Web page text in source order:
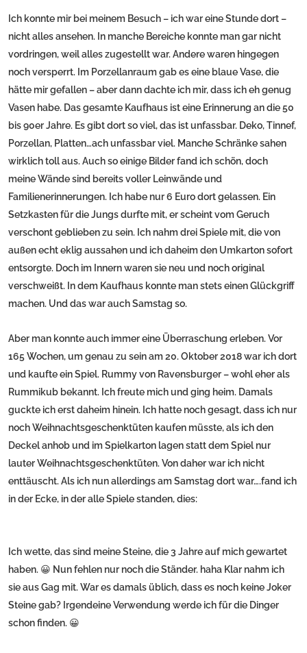
Ich konnte mir bei meinem Besuch – ich war eine Stunde dort –
nicht alles ansehen. In manche Bereiche konnte man gar nicht
vordringen, weil alles zugestellt war. Andere waren hingegen
noch versperrt. Im Porzellanraum gab es eine blaue Vase, die
hätte mir gefallen – aber dann dachte ich mir, dass ich eh genug
Vasen habe. Das gesamte Kaufhaus ist eine Erinnerung an die 50
bis 90er Jahre. Es gibt dort so viel, das ist unfassbar. Deko, Tinnef,
Porzellan, Platten…ach unfassbar viel. Manche Schränke sahen
wirklich toll aus. Auch so einige Bilder fand ich schön, doch
meine Wände sind bereits voller Leinwände und
Familienerinnerungen. Ich habe nur 6 Euro dort gelassen. Ein
Setzkasten für die Jungs durfte mit, er scheint vom Geruch
verschont geblieben zu sein. Ich nahm drei Spiele mit, die von
außen echt eklig aussahen und ich daheim den Umkarton sofort
entsorgte. Doch im Innern waren sie neu und noch original
verschweißt. In dem Kaufhaus konnte man stets einen Glückgriff
machen. Und das war auch Samstag so.
Aber man konnte auch immer eine Überraschung erleben. Vor
165 Wochen, um genau zu sein am 20. Oktober 2018 war ich dort
und kaufte ein Spiel. Rummy von Ravensburger – wohl eher als
Rummikub bekannt. Ich freute mich und ging heim. Damals
guckte ich erst daheim hinein. Ich hatte noch gesagt, dass ich nur
noch Weihnachtsgeschenktüten kaufen müsste, als ich den
Deckel anhob und im Spielkarton lagen statt dem Spiel nur
lauter Weihnachtsgeschenktüten. Von daher war ich nicht
enttäuscht. Als ich nun allerdings am Samstag dort war….fand ich
in der Ecke, in der alle Spiele standen, dies:
Ich wette, das sind meine Steine, die 3 Jahre auf mich gewartet
haben. 😀 Nun fehlen nur noch die Ständer. haha Klar nahm ich
sie aus Gag mit. War es damals üblich, dass es noch keine Joker
Steine gab? Irgendeine Verwendung werde ich für die Dinger
schon finden. 😀